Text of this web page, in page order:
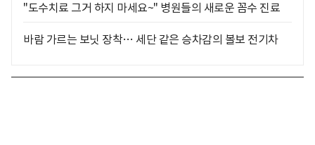
"도수치료 그거 하지 마세요~" 병원들의 새로운 꼼수 진료
바람 가르는 보닛 장착… 세단 같은 승차감의 볼보 전기차